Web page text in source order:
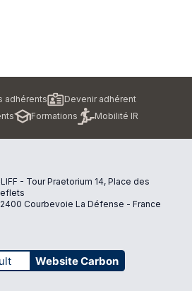
adhérents
Devenir adhérent
Formations Mobilité IR
- Tour Praetorium 14, Place des
Courbevoie La Défense - France
Website Carbon